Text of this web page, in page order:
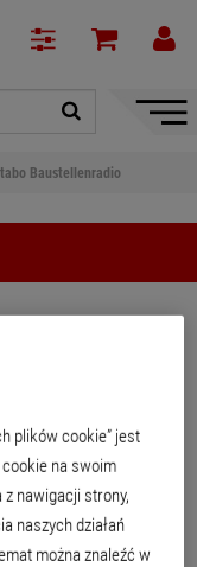
Pokaż
Baustellenradio
Udostępnij
standardzie DAB+, ze
słuchania muzyki, o
uderzenia obudowa z
chronione przed
plików cookie” jest
na swoim
nawigacji strony,
naszych działań
można znaleźć w